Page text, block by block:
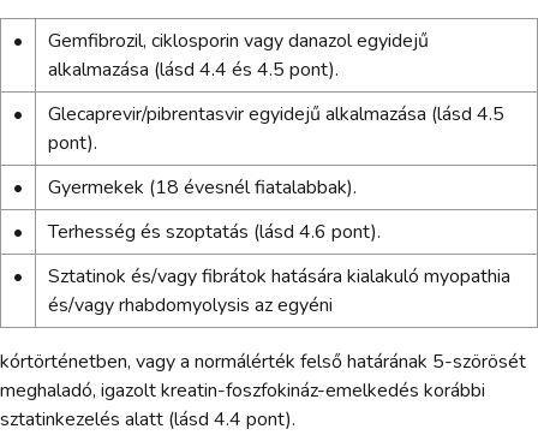
•
Gemfibrozil, ciklosporin vagy danazol egyidejű
alkalmazása (lásd 4.4 és 4.5 pont).
•
Glecaprevir/pibrentasvir egyidejű alkalmazása (lásd 4.5
pont).
•
Gyermekek (18 évesnél fiatalabbak).
•
Terhesség és szoptatás (lásd 4.6 pont).
•
Sztatinok és/vagy fibrátok hatására kialakuló myopathia
és/vagy rhabdomyolysis az egyéni
kórtörténetben, vagy a normálérték felső határának 5-szörösét
meghaladó, igazolt kreatin-foszfokináz-emelkedés korábbi
sztatinkezelés alatt (lásd 4.4 pont).